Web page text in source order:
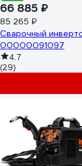
66 885 ₽
85 265 ₽
Сварочный
00000091097
4.7
(29)